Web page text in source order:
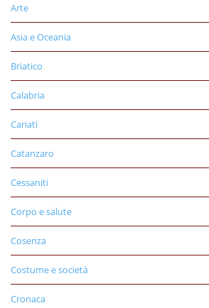
Arte
Asia e Oceania
Briatico
Calabria
Cariati
Catanzaro
Cessaniti
Corpo e salute
Cosenza
Costume e società
Cronaca